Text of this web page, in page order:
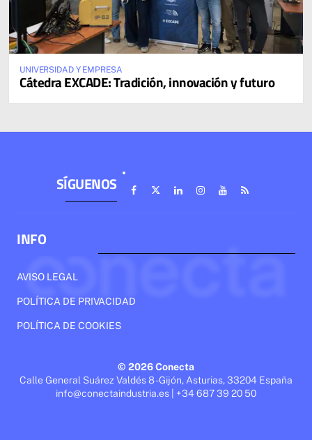
UNIVERSIDAD Y EMPRESA
Cátedra EXCADE: Tradición, innovación y futuro
SÍGUENOS
INFO
AVISO LEGAL
POLÍTICA DE PRIVACIDAD
POLÍTICA DE COOKIES
© 2026 Conecta
Calle General Suárez Valdés 8 - Gijón, Asturias, 33204 España
info@conectaindustria.es | +34 687 39 20 50